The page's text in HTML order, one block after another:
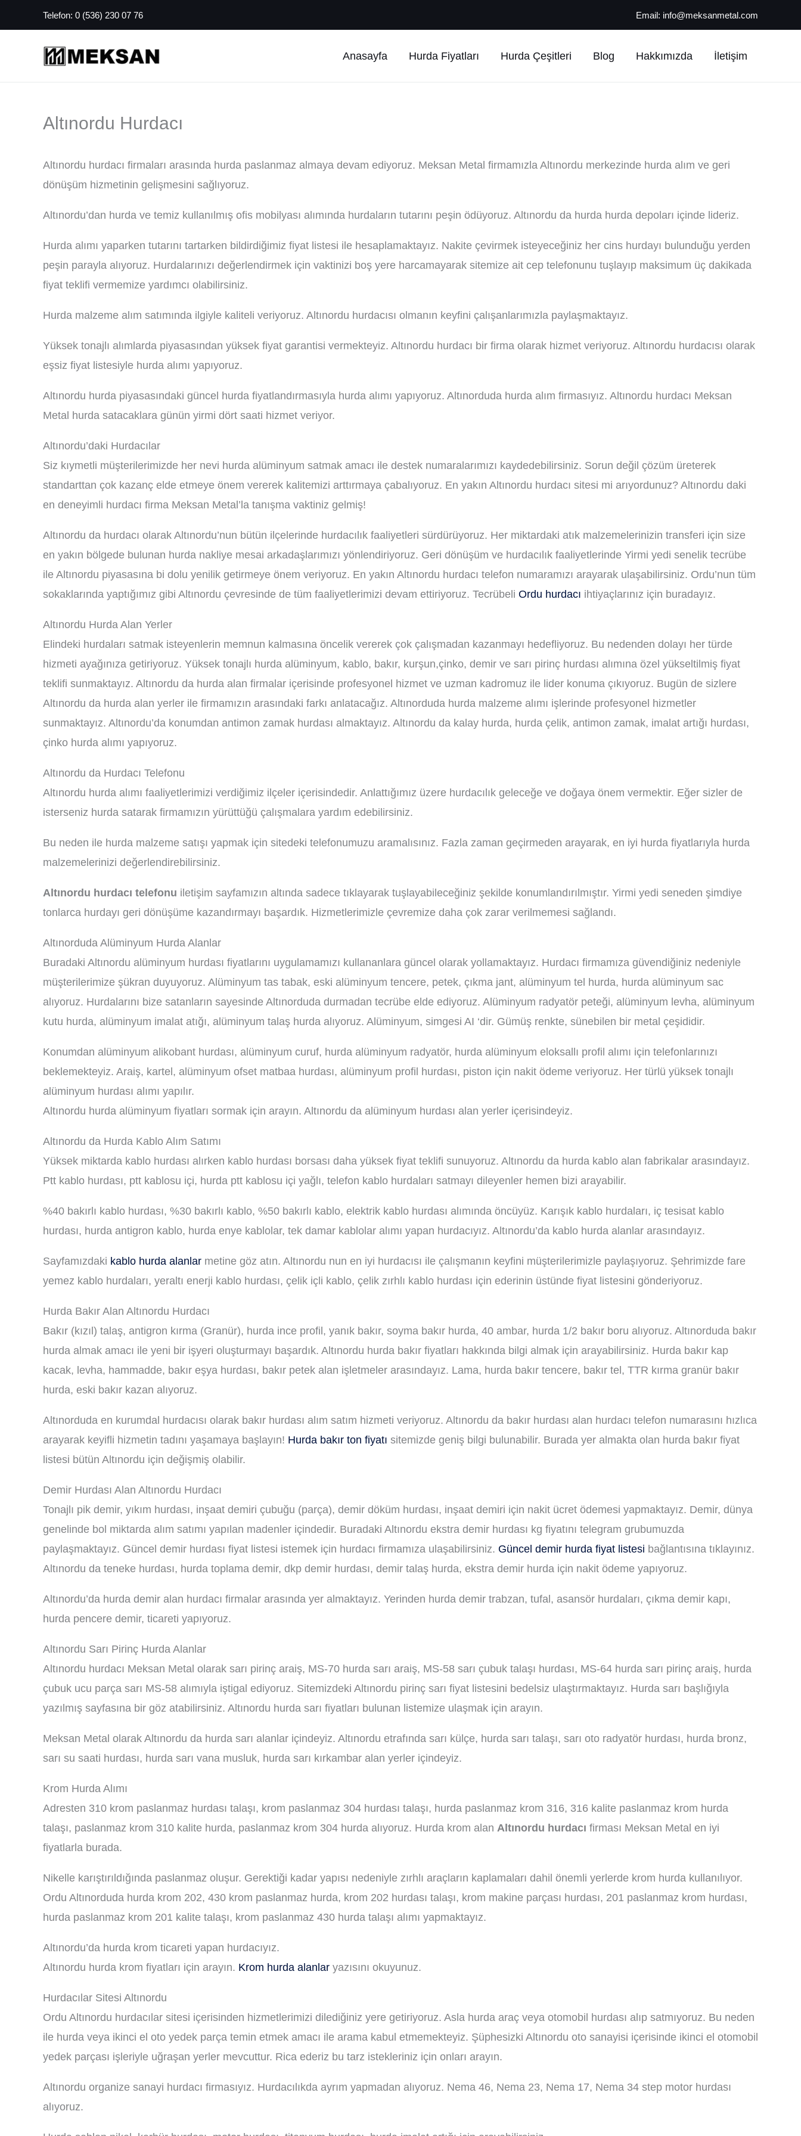
atla
Telefon: 0 (536) 230 07 76 Email: info@meksanmetal.com
Anasayfa Hurda Fiyatları Hurda Çeşitleri Blog Hakkımızda İletişim
Altınordu Hurdacı
Altınordu hurdacı firmaları arasında hurda paslanmaz almaya devam ediyoruz. Meksan Metal firmamızla Altınordu merkezinde hurda alım ve geri
dönüşüm hizmetinin gelişmesini sağlıyoruz.
Altınordu’dan hurda ve temiz kullanılmış ofis mobilyası alımında hurdaların tutarını peşin ödüyoruz. Altınordu da hurda hurda depoları içinde lideriz.
Hurda alımı yaparken tutarını tartarken bildirdiğimiz fiyat listesi ile hesaplamaktayız. Nakite çevirmek isteyeceğiniz her cins hurdayı bulunduğu yerden
peşin parayla alıyoruz. Hurdalarınızı değerlendirmek için vaktinizi boş yere harcamayarak sitemize ait cep telefonunu tuşlayıp maksimum üç dakikada
fiyat teklifi vermemize yardımcı olabilirsiniz.
Hurda malzeme alım satımında ilgiyle kaliteli veriyoruz. Altınordu hurdacısı olmanın keyfini çalışanlarımızla paylaşmaktayız.
Yüksek tonajlı alımlarda piyasasından yüksek fiyat garantisi vermekteyiz. Altınordu hurdacı bir firma olarak hizmet veriyoruz. Altınordu hurdacısı olarak
eşsiz fiyat listesiyle hurda alımı yapıyoruz.
Altınordu hurda piyasasındaki güncel hurda fiyatlandırmasıyla hurda alımı yapıyoruz. Altınorduda hurda alım firmasıyız. Altınordu hurdacı Meksan
Metal hurda satacaklara günün yirmi dört saati hizmet veriyor.
Altınordu’daki Hurdacılar
Siz kıymetli müşterilerimizde her nevi hurda alüminyum satmak amacı ile destek numaralarımızı kaydedebilirsiniz. Sorun değil çözüm üreterek
standarttan çok kazanç elde etmeye önem vererek kalitemizi arttırmaya çabalıyoruz. En yakın Altınordu hurdacı sitesi mi arıyordunuz? Altınordu daki
en deneyimli hurdacı firma Meksan Metal’la tanışma vaktiniz gelmiş!
Altınordu da hurdacı olarak Altınordu’nun bütün ilçelerinde hurdacılık faaliyetleri sürdürüyoruz. Her miktardaki atık malzemelerinizin transferi için size
en yakın bölgede bulunan hurda nakliye mesai arkadaşlarımızı yönlendiriyoruz. Geri dönüşüm ve hurdacılık faaliyetlerinde Yirmi yedi senelik tecrübe
ile Altınordu piyasasına bi dolu yenilik getirmeye önem veriyoruz. En yakın Altınordu hurdacı telefon numaramızı arayarak ulaşabilirsiniz. Ordu’nun tüm
sokaklarında yaptığımız gibi Altınordu çevresinde de tüm faaliyetlerimizi devam ettiriyoruz. Tecrübeli Ordu hurdacı ihtiyaçlarınız için buradayız.
Altınordu Hurda Alan Yerler
Elindeki hurdaları satmak isteyenlerin memnun kalmasına öncelik vererek çok çalışmadan kazanmayı hedefliyoruz. Bu nedenden dolayı her türde
hizmeti ayağınıza getiriyoruz. Yüksek tonajlı hurda alüminyum, kablo, bakır, kurşun,çinko, demir ve sarı pirinç hurdası alımına özel yükseltilmiş fiyat
teklifi sunmaktayız. Altınordu da hurda alan firmalar içerisinde profesyonel hizmet ve uzman kadromuz ile lider konuma çıkıyoruz. Bugün de sizlere
Altınordu da hurda alan yerler ile firmamızın arasındaki farkı anlatacağız. Altınorduda hurda malzeme alımı işlerinde profesyonel hizmetler
sunmaktayız. Altınordu’da konumdan antimon zamak hurdası almaktayız. Altınordu da kalay hurda, hurda çelik, antimon zamak, imalat artığı hurdası,
çinko hurda alımı yapıyoruz.
Altınordu da Hurdacı Telefonu
Altınordu hurda alımı faaliyetlerimizi verdiğimiz ilçeler içerisindedir. Anlattığımız üzere hurdacılık geleceğe ve doğaya önem vermektir. Eğer sizler de
isterseniz hurda satarak firmamızın yürüttüğü çalışmalara yardım edebilirsiniz.
Bu neden ile hurda malzeme satışı yapmak için sitedeki telefonumuzu aramalısınız. Fazla zaman geçirmeden arayarak, en iyi hurda fiyatlarıyla hurda
malzemelerinizi değerlendirebilirsiniz.
Altınordu hurdacı telefonu iletişim sayfamızın altında sadece tıklayarak tuşlayabileceğiniz şekilde konumlandırılmıştır. Yirmi yedi seneden şimdiye
tonlarca hurdayı geri dönüşüme kazandırmayı başardık. Hizmetlerimizle çevremize daha çok zarar verilmemesi sağlandı.
Altınorduda Alüminyum Hurda Alanlar
Buradaki Altınordu alüminyum hurdası fiyatlarını uygulamamızı kullananlara güncel olarak yollamaktayız. Hurdacı firmamıza güvendiğiniz nedeniyle
müşterilerimize şükran duyuyoruz. Alüminyum tas tabak, eski alüminyum tencere, petek, çıkma jant, alüminyum tel hurda, hurda alüminyum sac
alıyoruz. Hurdalarını bize satanların sayesinde Altınorduda durmadan tecrübe elde ediyoruz. Alüminyum radyatör peteği, alüminyum levha, alüminyum
kutu hurda, alüminyum imalat atığı, alüminyum talaş hurda alıyoruz. Alüminyum, simgesi AI ‘dir. Gümüş renkte, sünebilen bir metal çeşididir.
Konumdan alüminyum alikobant hurdası, alüminyum curuf, hurda alüminyum radyatör, hurda alüminyum eloksallı profil alımı için telefonlarınızı
beklemekteyiz. Araiş, kartel, alüminyum ofset matbaa hurdası, alüminyum profil hurdası, piston için nakit ödeme veriyoruz. Her türlü yüksek tonajlı
alüminyum hurdası alımı yapılır.
Altınordu hurda alüminyum fiyatları sormak için arayın. Altınordu da alüminyum hurdası alan yerler içerisindeyiz.
Altınordu da Hurda Kablo Alım Satımı
Yüksek miktarda kablo hurdası alırken kablo hurdası borsası daha yüksek fiyat teklifi sunuyoruz. Altınordu da hurda kablo alan fabrikalar arasındayız.
Ptt kablo hurdası, ptt kablosu içi, hurda ptt kablosu içi yağlı, telefon kablo hurdaları satmayı dileyenler hemen bizi arayabilir.
%40 bakırlı kablo hurdası, %30 bakırlı kablo, %50 bakırlı kablo, elektrik kablo hurdası alımında öncüyüz. Karışık kablo hurdaları, iç tesisat kablo
hurdası, hurda antigron kablo, hurda enye kablolar, tek damar kablolar alımı yapan hurdacıyız. Altınordu’da kablo hurda alanlar arasındayız.
Sayfamızdaki kablo hurda alanlar metine göz atın. Altınordu nun en iyi hurdacısı ile çalışmanın keyfini müşterilerimizle paylaşıyoruz. Şehrimizde fare
yemez kablo hurdaları, yeraltı enerji kablo hurdası, çelik içli kablo, çelik zırhlı kablo hurdası için ederinin üstünde fiyat listesini gönderiyoruz.
Hurda Bakır Alan Altınordu Hurdacı
Bakır (kızıl) talaş, antigron kırma (Granür), hurda ince profil, yanık bakır, soyma bakır hurda, 40 ambar, hurda 1/2 bakır boru alıyoruz. Altınorduda bakır
hurda almak amacı ile yeni bir işyeri oluşturmayı başardık. Altınordu hurda bakır fiyatları hakkında bilgi almak için arayabilirsiniz. Hurda bakır kap
kacak, levha, hammadde, bakır eşya hurdası, bakır petek alan işletmeler arasındayız. Lama, hurda bakır tencere, bakır tel, TTR kırma granür bakır
hurda, eski bakır kazan alıyoruz.
Altınorduda en kurumdal hurdacısı olarak bakır hurdası alım satım hizmeti veriyoruz. Altınordu da bakır hurdası alan hurdacı telefon numarasını hızlıca
arayarak keyifli hizmetin tadını yaşamaya başlayın! Hurda bakır ton fiyatı sitemizde geniş bilgi bulunabilir. Burada yer almakta olan hurda bakır fiyat
listesi bütün Altınordu için değişmiş olabilir.
Demir Hurdası Alan Altınordu Hurdacı
Tonajlı pik demir, yıkım hurdası, inşaat demiri çubuğu (parça), demir döküm hurdası, inşaat demiri için nakit ücret ödemesi yapmaktayız. Demir, dünya
genelinde bol miktarda alım satımı yapılan madenler içindedir. Buradaki Altınordu ekstra demir hurdası kg fiyatını telegram grubumuzda
paylaşmaktayız. Güncel demir hurdası fiyat listesi istemek için hurdacı firmamıza ulaşabilirsiniz. Güncel demir hurda fiyat listesi bağlantısına tıklayınız.
Altınordu da teneke hurdası, hurda toplama demir, dkp demir hurdası, demir talaş hurda, ekstra demir hurda için nakit ödeme yapıyoruz.
Altınordu’da hurda demir alan hurdacı firmalar arasında yer almaktayız. Yerinden hurda demir trabzan, tufal, asansör hurdaları, çıkma demir kapı,
hurda pencere demir, ticareti yapıyoruz.
Altınordu Sarı Pirinç Hurda Alanlar
Altınordu hurdacı Meksan Metal olarak sarı pirinç araiş, MS-70 hurda sarı araiş, MS-58 sarı çubuk talaşı hurdası, MS-64 hurda sarı pirinç araiş, hurda
çubuk ucu parça sarı MS-58 alımıyla iştigal ediyoruz. Sitemizdeki Altınordu pirinç sarı fiyat listesini bedelsiz ulaştırmaktayız. Hurda sarı başlığıyla
yazılmış sayfasına bir göz atabilirsiniz. Altınordu hurda sarı fiyatları bulunan listemize ulaşmak için arayın.
Meksan Metal olarak Altınordu da hurda sarı alanlar içindeyiz. Altınordu etrafında sarı külçe, hurda sarı talaşı, sarı oto radyatör hurdası, hurda bronz,
sarı su saati hurdası, hurda sarı vana musluk, hurda sarı kırkambar alan yerler içindeyiz.
Krom Hurda Alımı
Adresten 310 krom paslanmaz hurdası talaşı, krom paslanmaz 304 hurdası talaşı, hurda paslanmaz krom 316, 316 kalite paslanmaz krom hurda
talaşı, paslanmaz krom 310 kalite hurda, paslanmaz krom 304 hurda alıyoruz. Hurda krom alan Altınordu hurdacı firması Meksan Metal en iyi
fiyatlarla burada.
Nikelle karıştırıldığında paslanmaz oluşur. Gerektiği kadar yapısı nedeniyle zırhlı araçların kaplamaları dahil önemli yerlerde krom hurda kullanılıyor.
Ordu Altınorduda hurda krom 202, 430 krom paslanmaz hurda, krom 202 hurdası talaşı, krom makine parçası hurdası, 201 paslanmaz krom hurdası,
hurda paslanmaz krom 201 kalite talaşı, krom paslanmaz 430 hurda talaşı alımı yapmaktayız.
Altınordu’da hurda krom ticareti yapan hurdacıyız.
Altınordu hurda krom fiyatları için arayın. Krom hurda alanlar yazısını okuyunuz.
Hurdacılar Sitesi Altınordu
Ordu Altınordu hurdacılar sitesi içerisinden hizmetlerimizi dilediğiniz yere getiriyoruz. Asla hurda araç veya otomobil hurdası alıp satmıyoruz. Bu neden
ile hurda veya ikinci el oto yedek parça temin etmek amacı ile arama kabul etmemekteyiz. Şüphesizki Altınordu oto sanayisi içerisinde ikinci el otomobil
yedek parçası işleriyle uğraşan yerler mevcuttur. Rica ederiz bu tarz istekleriniz için onları arayın.
Altınordu organize sanayi hurdacı firmasıyız. Hurdacılıkda ayrım yapmadan alıyoruz. Nema 46, Nema 23, Nema 17, Nema 34 step motor hurdası
alıyoruz.